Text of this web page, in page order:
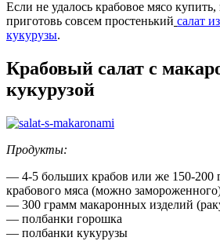
Если не удалось крабовое мясо
приготовь совсем простенький салат
кукурузы.
Крабовый салат с
кукурузой
Продукты:
— 4-5 больших крабов или же 150-200
крабового мяса (можно
— 300 грамм макаронных изделий
— полбанки горошка
— полбанки кукурузы